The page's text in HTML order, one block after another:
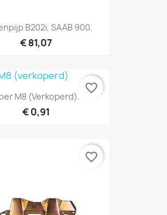
B202i, SAAB 900.
€ 81,07
M8 (verkoperd).
€ 0,91
favorite_border
favorite_border